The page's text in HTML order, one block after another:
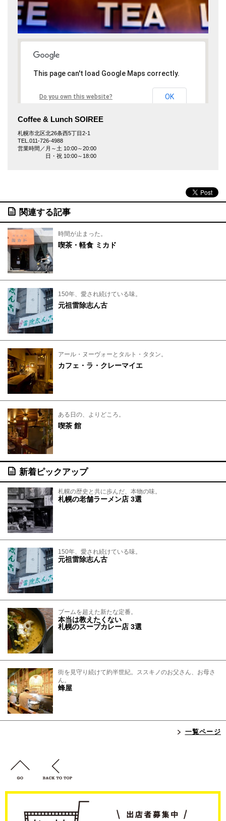
This page can't load Google Maps correctly.
Do you own this website? OK
Coffee & Lunch SOIREE
札幌市北区北26条西5丁目2-1
TEL.011-726-4988
営業時間／月～土 10:00～20:00
日・祝 10:00～18:00
関連する記事
時間が止まった。
喫茶・軽食 ミカド
150年、愛され続けている味。
元祖雷除志ん古
アール・ヌーヴォーとタルト・タタン。
カフェ・ラ・クレーマイエ
ある日の、よりどころ。
喫茶 館
新着ピックアップ
札幌の歴史と共に歩んだ、本物の味。
札幌の老舗ラーメン店 3選
150年、愛され続けている味。
元祖雷除志ん古
ブームを超えた新たな定番。
本当は教えたくない
札幌のスープカレー店 3選
街を見守り続けて約半世紀。ススキノのお父さん、お母さ
ん。
蜂屋
一覧ページ